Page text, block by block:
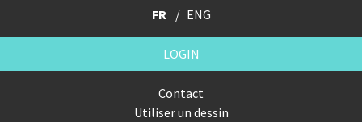
FR ENG
LOGIN
Contact
Utiliser un dessin